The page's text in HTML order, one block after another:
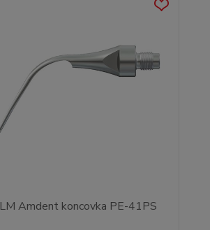
LM Amdent koncovka PE-41PS